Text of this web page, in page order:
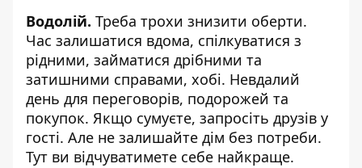
Водолій. Треба трохи знизити оберти.
Час залишатися вдома, спілкуватися з
рідними, займатися дрібними та
затишними справами, хобі. Невдалий
день для переговорів, подорожей та
покупок. Якщо сумуєте, запросіть друзів у
гості. Але не залишайте дім без потреби.
Тут ви відчуватимете себе найкраще.